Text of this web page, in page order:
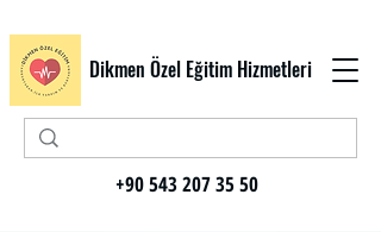
Dikmen Özel Eğitim Hizmetleri
+90 543 207 35 50